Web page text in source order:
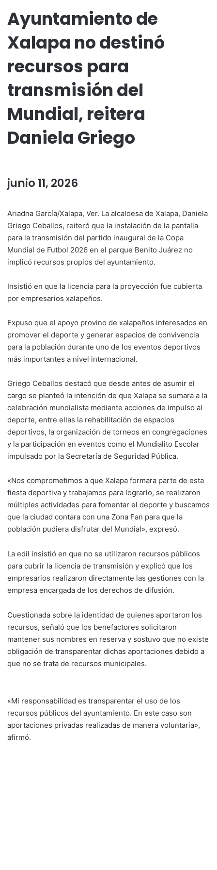
Ayuntamiento de
Xalapa no destinó
recursos para
transmisión del
Mundial, reitera
Daniela Griego
junio 11, 2026
Ariadna García/Xalapa, Ver. La alcaldesa de Xalapa, Daniela
Griego Ceballos, reiteró que la instalación de la pantalla
para la transmisión del partido inaugural de la Copa
Mundial de Futbol 2026 en el parque Benito Juárez no
implicó recursos propios del ayuntamiento.
Insistió en que la licencia para la proyección fue cubierta
por empresarios xalapeños.
Expuso que el apoyo provino de xalapeños interesados en
promover el deporte y generar espacios de convivencia
para la población durante uno de los eventos deportivos
más importantes a nivel internacional.
Griego Ceballos destacó que desde antes de asumir el
cargo se planteó la intención de que Xalapa se sumara a la
celebración mundialista mediante acciones de impulso al
deporte, entre ellas la rehabilitación de espacios
deportivos, la organización de torneos en congregaciones
y la participación en eventos como el Mundialito Escolar
impulsado por la Secretaría de Seguridad Pública.
«Nos comprometimos a que Xalapa formara parte de esta
fiesta deportiva y trabajamos para lograrlo, se realizaron
múltiples actividades para fomentar el deporte y buscamos
que la ciudad contara con una Zona Fan para que la
población pudiera disfrutar del Mundial», expresó.
La edil insistió en que no se utilizaron recursos públicos
para cubrir la licencia de transmisión y explicó que los
empresarios realizaron directamente las gestiones con la
empresa encargada de los derechos de difusión.
Cuestionada sobre la identidad de quienes aportaron los
recursos, señaló que los benefactores solicitaron
mantener sus nombres en reserva y sostuvo que no existe
obligación de transparentar dichas aportaciones debido a
que no se trata de recursos municipales.
«Mi responsabilidad es transparentar el uso de los
recursos públicos del ayuntamiento. En este caso son
aportaciones privadas realizadas de manera voluntaria»,
afirmó.